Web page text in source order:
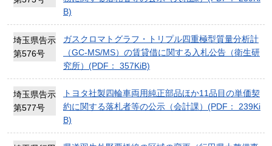
B)
埼玉県告示
第576号
ガスクロマトグラフ・トリプル四重極型質量分析計
（GC-MS/MS）の賃貸借に関する入札公告（衛生研
究所）(PDF： 357KiB)
埼玉県告示
第577号
トヨタ社製四輪車両用純正部品ほか11品目の単価契
約に関する落札者等の公示（会計課）(PDF： 239Ki
B)